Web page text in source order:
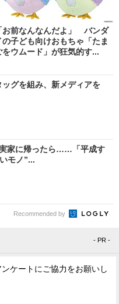
お前なんなんだよ」 バンダ
の子ども向けおもちゃ「たま
をウムード」が狂気的す...
グを組み、新メディアを
家に帰ったら……「平成す
モノ”...
Recommended by
- PR -
ケートにご協力をお願いし